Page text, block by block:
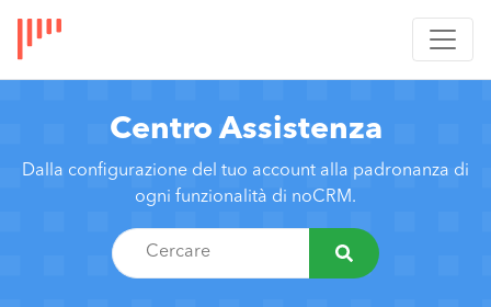
Centro Assistenza
Dalla configurazione del tuo account alla padronanza di
ogni funzionalità di noCRM.